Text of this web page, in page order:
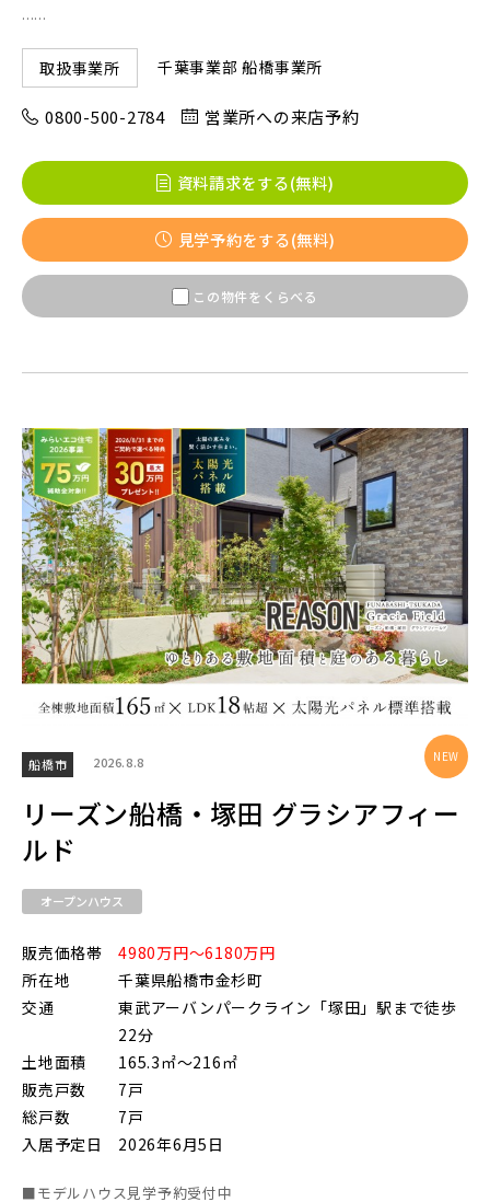
JR常磐線 [各駅停車]
JR常磐線 [上野～仙台]
JR中央・総武線 [各駅停車]
JR京葉線
JR成田線 [我孫子～成田]
JR中央線
東武日光線
東武アーバンパークライン
東武東上本線
東京都葛飾区
【予告広告】リーズン青砥 アイ・ラウンジ
【予告広告】〈モデルハウス完成〉8月22日(土)より公開開
始。◆京成本線・京成押上線「青砥」駅徒歩8分の駅近プロ
物件概要が表示されます
販売開始前
駅から10分以内
小学校まで徒歩圏内
指定なし
販売開始前の物件
千葉県千葉市稲毛区 千葉県千葉市美浜区
千葉県船橋市 千葉県船橋市
さらに表示する
......
取扱事業所 千葉事業部 船橋事業所
0800-500-2784 営業所への来店予約
資料請求をする(無料)
見学予約をする(無料)
この物件をくらべる
船橋市 2026.8.8
リーズン船橋・塚田 グラシアフィー
ルド
オープンハウス
販売価格帯
4980万円～6180万円
所在地
千葉県船橋市金杉町
交通
東武アーバンパークライン「塚田」駅まで徒歩
22分
土地面積
165.3㎡～216㎡
販売戸数
7戸
総戸数
7戸
入居予定日
2026年6月5日
■モデルハウス見学予約受付中